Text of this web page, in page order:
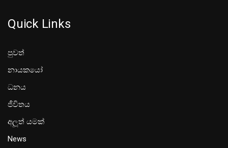
Quick Links
පුවත්
නායකයෝ
ධනය
ජීවිතය
අලූත් යමක්
News